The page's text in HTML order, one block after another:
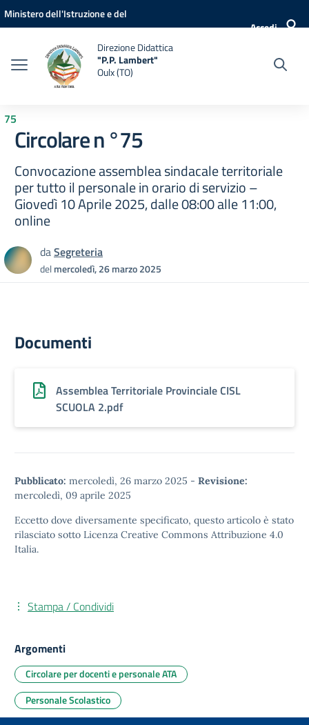
Vai ai contenuti
Vai al menu di navigazione
Vai al footer
Ministero dell'Istruzione e del
Accedi
Direzione Didattica
"P.P. Lambert"
Oulx (TO)
75
Circolare n °75
Convocazione assemblea sindacale territoriale
per tutto il personale in orario di servizio –
Giovedì 10 Aprile 2025, dalle 08:00 alle 11:00,
online
daSegreteria
delmercoledì, 26 marzo 2025
Documenti
Assemblea Territoriale Provinciale CISL
SCUOLA 2.pdf
Pubblicato: mercoledì, 26 marzo 2025 - Revisione:
mercoledì, 09 aprile 2025
Eccetto dove diversamente specificato, questo articolo è stato
rilasciato sotto Licenza Creative Commons Attribuzione 4.0
Italia.
Stampa / Condividi
Argomenti
Circolare per docenti e personale ATA
Personale Scolastico